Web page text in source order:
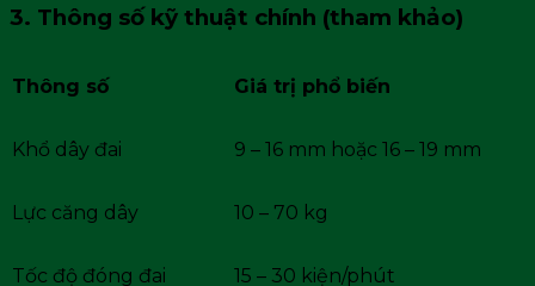
3. Thông số kỹ thuật chính (tham khảo)
Thông số Giá trị phổ biến
Khổ dây đai 9 – 16 mm hoặc 16 – 19 mm
Lực căng dây 10 – 70 kg
Tốc độ đóng đai 15 – 30 kiện/phút